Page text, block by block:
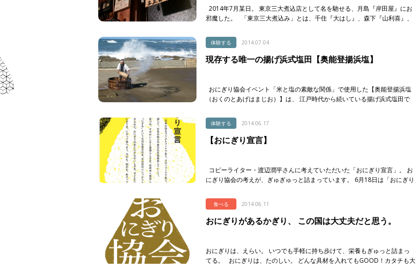
2014年7月某日。 東京三大煮込店として名を馳せる、月島『岸田屋』にお
邪魔した。 「東京三大煮込み」とは、千住『大はし』、森下『山利喜』、
体験する 2014.07.04
現存する唯一の揚げ浜式塩田【奥能登揚浜塩】
おにぎり協会イベント「米と塩の素敵な関係」で使用した【奥能登揚浜塩
（おくのとあげはまじお）】は、 江戸時代から続いている揚げ浜式塩田で
現存 […]
体験する 2014.06.17
【おにぎり宣言】
コピーライター・渡辺潤平さんに考えていただいた「おにぎり宣言」。 お
にぎり協会の考えが、ぎゅぎゅっと詰まっています。 6月18日は「おにぎり
食べる 2014.06.11
おにぎりがあるかぎり、 この国は大丈夫だと思う。
おにぎりは、えらい。 いつでも手軽に持ち歩けて、栄養もぎゅっと詰まっ
てる。 おにぎりは、たのしい。 どんな具材を入れてもGOOD！カタチも大